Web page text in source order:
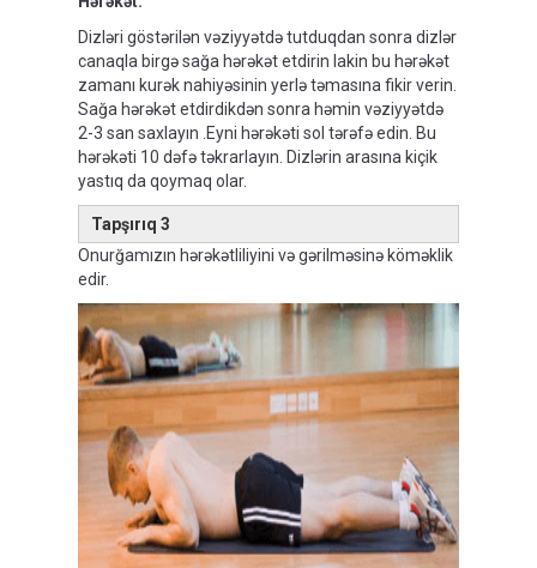
Dizləri göstərilən vəziyyətdə tutduqdan sonra dizlər
canaqla birgə sağa hərəkət etdirin lakin bu hərəkət
zamanı kurək nahiyəsinin yerlə təmasına fikir verin.
Sağa hərəkət etdirdikdən sonra həmin vəziyyətdə
2-3 san saxlayın .Eyni hərəkəti sol tərəfə edin. Bu
hərəkəti 10 dəfə təkrarlayın. Dizlərin arasına kiçik
yastıq da qoymaq olar.
Tapşırıq 3
Onurğamızın hərəkətliliyini və gərilməsinə köməklik
edir.